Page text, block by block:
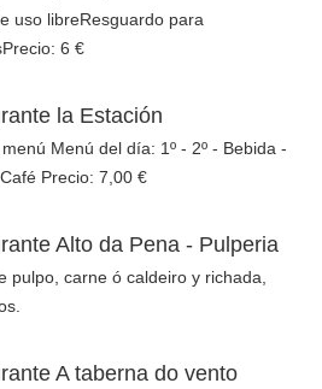
uso libreResguardo para
6 €
la Estación
Menú del día: 1º - 2º - Bebida -
Precio: 7,00 €
Alto da Pena - Pulperia
pulpo, carne ó caldeiro y richada,
A taberna do vento